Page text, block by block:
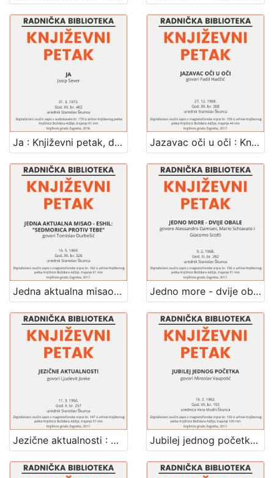
Ja : Književni petak, dvorana u Novinarskom domu, 31. 3. 1972., br. 402 / Josip Sever ; urednik Stanislav Škunca Jazavac oči u oči : Književni petak, 27. 12. 1968. / govori Fadil Hadžić ; sudjeluju Drago Bahun ... [et al.] ; urednik Stanislav Škunca
Jedna aktualna misao - Eshil: "Sedmorica protiv Tebe" : Književni petak, 16. 5. 1969. / govori Tomislav Durbešić ; sudjeluju Inge Appelt, Ivo Katić i Uglješa Kojadinović ; urednik Stanislav Škunca Jedno more - dvije obale : Književni petak, 9. 2. 1968. / govore Alessandro Damiani, Mario Schiavato i Giacomo Scotti ; urednik Stanislav Škunca
Jezične aktualnosti : Književni petak, 11. 3. 1966. / govori Ljudevit Jonke ; urednik Stanislav Škunca Jubilej jednog početka : Književni petak, 16. 2. 1962. / govori Miroslav Vaupotić ; urednica Vera Mudri-Škunca